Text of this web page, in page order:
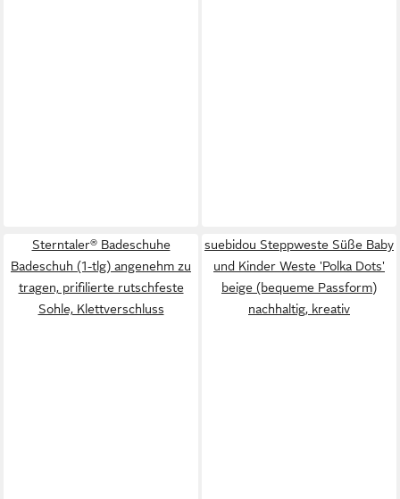
Sterntaler® Badeschuhe
Badeschuh (1-tlg) angenehm zu
tragen, prifilierte rutschfeste
Sohle, Klettverschluss
suebidou Steppweste Süße Baby
und Kinder Weste 'Polka Dots'
beige (bequeme Passform)
nachhaltig, kreativ